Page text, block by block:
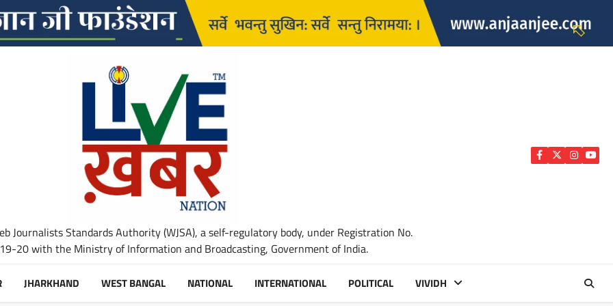
Journalists Standards Authority (WJSA), a self-regulatory body, under Registration No.
20 with the Ministry of Information and Broadcasting, Government of India.
Facebook
Twitter
JHARKHAND WEST BANGAL NATIONAL INTERNATIONAL POLITICAL VIVIDH